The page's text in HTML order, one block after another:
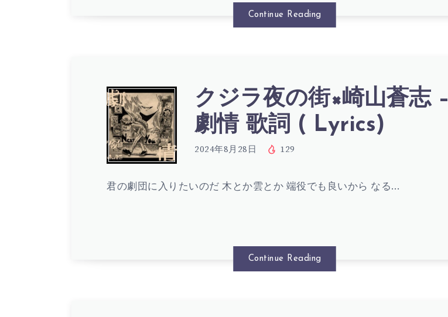
街
–
初
Continue Reading
ク
ジ
クジラ夜の街×崎山蒼志 –
劇情 歌詞 ( Lyrics)
2024年8月28日 129
君の劇団に入りたいのだ 木とか雲とか 端役でも良いから なる…
Continue Reading